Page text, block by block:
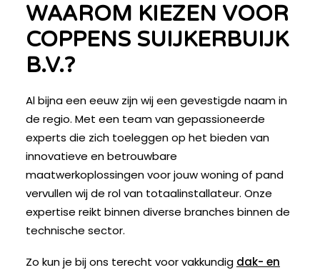
WAAROM KIEZEN VOOR
COPPENS SUIJKERBUIJK
B.V.?
Al bijna een eeuw zijn wij een gevestigde naam in
de regio. Met een team van gepassioneerde
experts die zich toeleggen op het bieden van
innovatieve en betrouwbare
maatwerkoplossingen voor jouw woning of pand
vervullen wij de rol van totaalinstallateur. Onze
expertise reikt binnen diverse branches binnen de
technische sector.
Zo kun je bij ons terecht voor vakkundig dak- en